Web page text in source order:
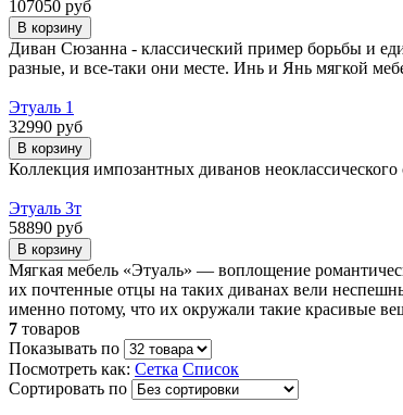
107050 руб
Диван Сюзанна - классический пример борьбы и
разные, и все-таки они месте. Инь и Янь мягкой
Этуаль 1
32990 руб
Коллекция импозантных диванов неоклассического
Этуаль 3т
58890 руб
Мягкая мебель «Этуаль» — воплощение
их почтенные отцы на таких диванах вели
именно потому, что их окружали такие красивые
7 товаров
Показывать по
Посмотреть как: Сетка Список
Сортировать по